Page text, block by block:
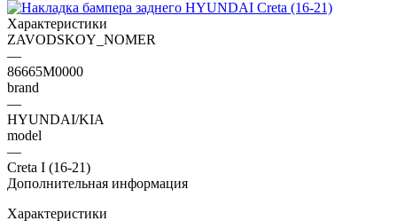
Характеристики
ZAVODSKOY_NOMER
—
86665M0000
brand
—
HYUNDAI/KIA
model
—
Creta I (16-21)
Дополнительная информация
Характеристики